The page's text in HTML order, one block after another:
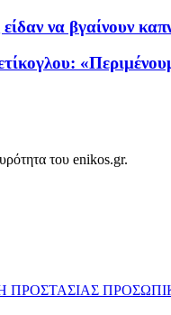
να βγαίνουν
του enikos.gr.
ΠΡΟΣΤΑΣΙΑΣ